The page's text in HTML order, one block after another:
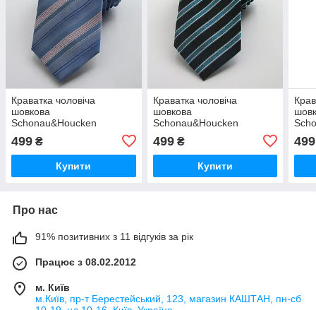
Краватка чоловіча
шовкова
Schonau&Houcken
499 ₴
Купити
Краватка чоловіча
шовкова
Schonau&Houcken
499₴
Купити
499
Про нас
91% позитивних з 11 відгуків за рік
Працює з 08.02.2012
м. Київ
м.Київ, пр-т Берестейський, 123, магазин КАШТАН, пн-сб